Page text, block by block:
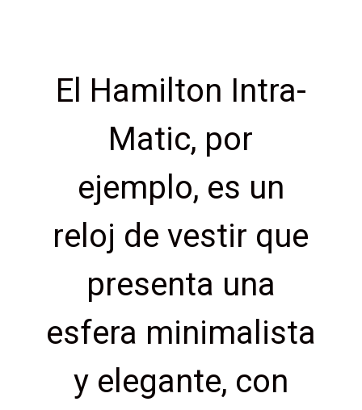
El Hamilton Intra-
Matic, por
ejemplo, es un
reloj de vestir que
presenta una
esfera minimalista
y elegante, con